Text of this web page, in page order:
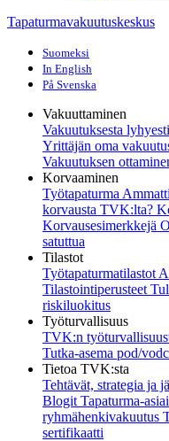
Tapaturmavakuutuskeskus
Suomeksi
In English
På Svenska
Vakuuttaminen
Vakuutuksesta lyhyesti
Yrittäjän oma
Vakuutuksen
Korvaaminen
Työtapaturma
korvausta TVK:lta?
Korvausesimerkkejä
satuttua
Tilastot
Työtapaturmatilastot
Tilastointiperusteet
riskiluokitus
Työturvallisuus
TVK:n
Tutka-asema pod/
Tietoa TVK:sta
Tehtävät, strategia ja
Blogit Tapaturma-
ryhmähenkivakuutus
sertifikaatti